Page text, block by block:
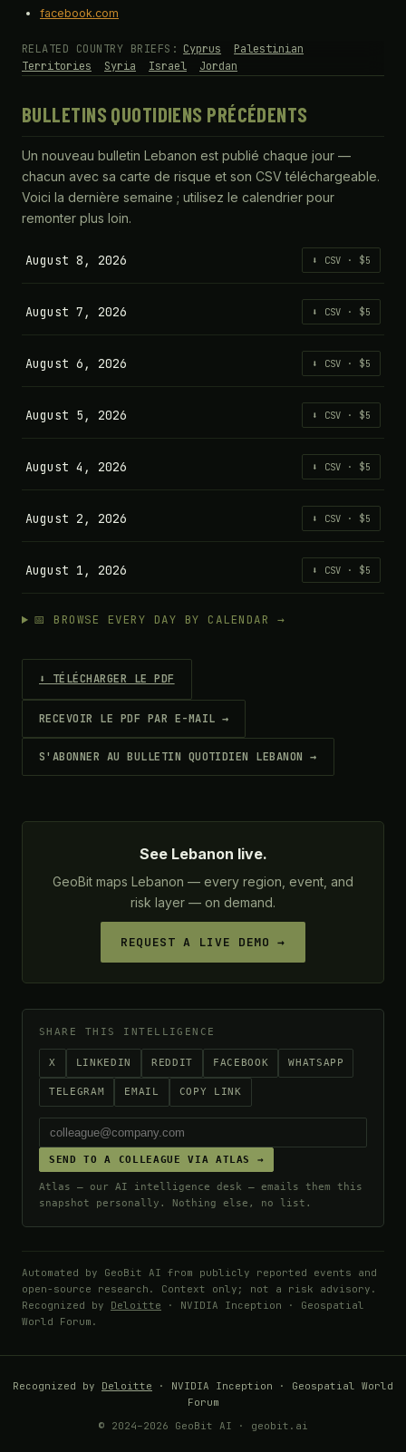
facebook.com
RELATED COUNTRY BRIEFS: Cyprus
Palestinian
Territories
Syria Israel Jordan
BULLETINS QUOTIDIENS PRÉCÉDENTS
Un nouveau bulletin Lebanon est publié chaque jour —
chacun avec sa carte de risque et son CSV téléchargeable.
Voici la dernière semaine ; utilisez le calendrier pour
remonter plus loin.
August 8, 2026 ⬇ CSV · $5
August 7, 2026 ⬇ CSV · $5
August 6, 2026 ⬇ CSV · $5
August 5, 2026 ⬇ CSV · $5
August 4, 2026 ⬇ CSV · $5
August 2, 2026 ⬇ CSV · $5
August 1, 2026 ⬇ CSV · $5
📅 BROWSE EVERY DAY BY CALENDAR →
⬇ TÉLÉCHARGER LE PDF
RECEVOIR LE PDF PAR E-MAIL →
S'ABONNER AU BULLETIN QUOTIDIEN LEBANON →
See Lebanon live.
GeoBit maps Lebanon — every region, event, and
risk layer — on demand.
REQUEST A LIVE DEMO →
SHARE THIS INTELLIGENCE
X LINKEDIN REDDIT FACEBOOK WHATSAPP
TELEGRAM EMAIL COPY LINK
SEND TO A COLLEAGUE VIA ATLAS →
Atlas — our AI intelligence desk — emails them this
snapshot personally. Nothing else, no list.
Automated by GeoBit AI from publicly reported events and
open-source research. Context only; not a risk advisory.
Recognized by Deloitte · NVIDIA Inception · Geospatial
World Forum.
Recognized by Deloitte · NVIDIA Inception · Geospatial World
Forum
© 2024–2026 GeoBit AI · geobit.ai